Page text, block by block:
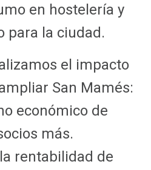
en hostelería y
para la ciudad.
el impacto
San Mamés:
económico de
más.
rentabilidad de